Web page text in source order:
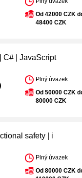
Od 42000 CZK
48400 CZK
C# | JavaScript
Plný úvazek
Od 50000 CZK
80000 CZK
safety | i
Plný úvazek
Od 80000 CZK